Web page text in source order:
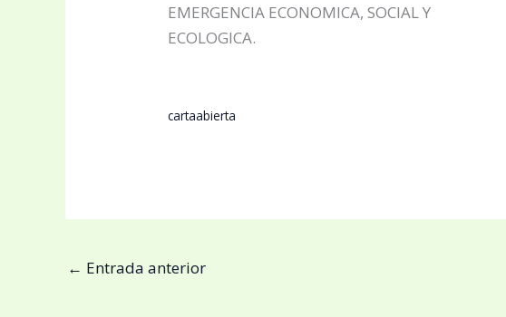
EMERGENCIA ECONOMICA, SOCIAL Y
ECOLOGICA.
cartaabierta
← Entrada anterior